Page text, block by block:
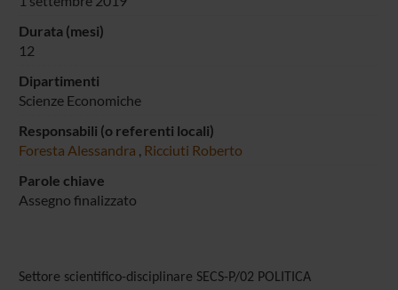
Durata (mesi)
12
Dipartimenti
Scienze Economiche
Responsabili (o referenti locali)
Foresta Alessandra , Ricciuti Roberto
Parole chiave
Assegno finalizzato
Settore scientifico-disciplinare SECS-P/02 POLITICA